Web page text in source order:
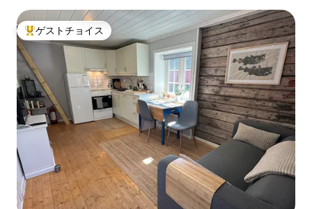
大好評のゲストチョイスです。
ゲストチョイス